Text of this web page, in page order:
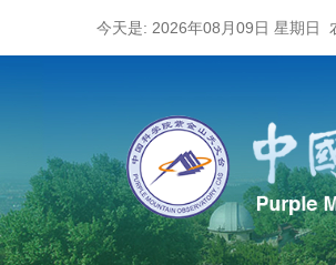
今天是: 2026年08月09日 星期日